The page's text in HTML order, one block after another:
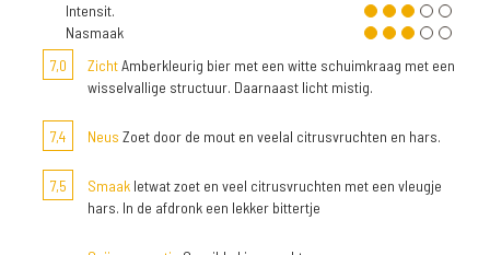
Intensit.
Nasmaak
7,0
ZichtAmberkleurig bier met een witte schuimkraag met een
wisselvallige structuur. Daarnaast licht mistig.
7,4 Neus Zoet door de mout en veelal citrusvruchten en hars.
7,5 Smaak Ietwat zoet en veel citrusvruchten met een vleugje
hars. In de afdronk een lekker bittertje